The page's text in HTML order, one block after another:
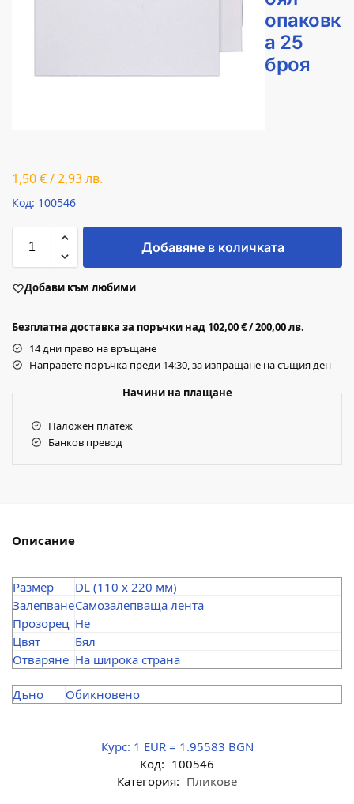
опаковк
а 25
броя
1,50€/2,93лв.
Код: 100546
Добавяне в количката
Добави към любими
Безплатна доставка за поръчки над 102,00 € / 200,00 лв.
14 дни право на връщане
Направете поръчка преди 14:30, за изпращане на същия ден
Начини на плащане
Наложен платеж
Банков превод
Описание
Размер
DL (110 x 220 мм)
ЗалепванеСамозалепваща лента
Прозорец Не
Цвят
Бял
Отваряне На широка страна
Дъно Обикновено
Курс: 1 EUR = 1.95583 BGN
Код: 100546
Категория: Пликове